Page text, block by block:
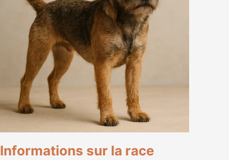
Informations sur la race